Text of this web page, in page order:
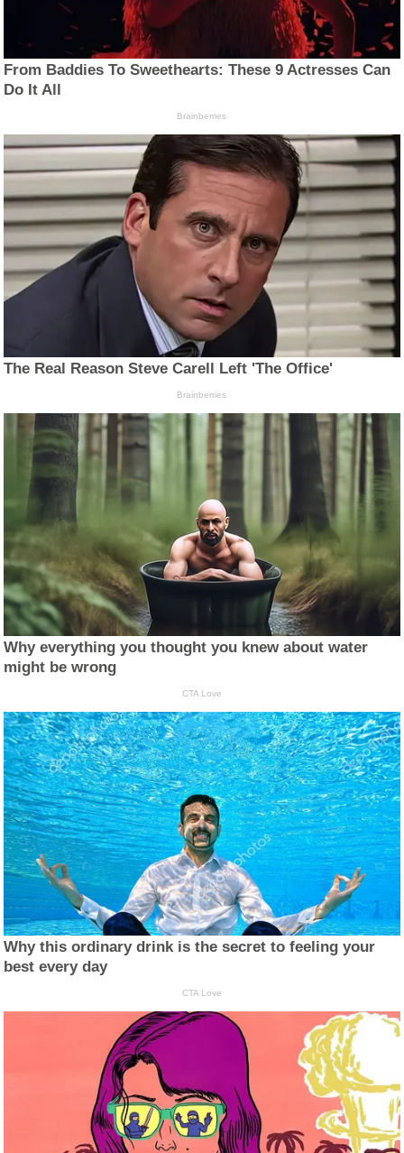
From Baddies To Sweethearts: These 9 Actresses Can
Do It All
Brainberries
The Real Reason Steve Carell Left 'The Office'
Brainberries
Why everything you thought you knew about water
might be wrong
CTA Love
Why this ordinary drink is the secret to feeling your
best every day
CTA Love